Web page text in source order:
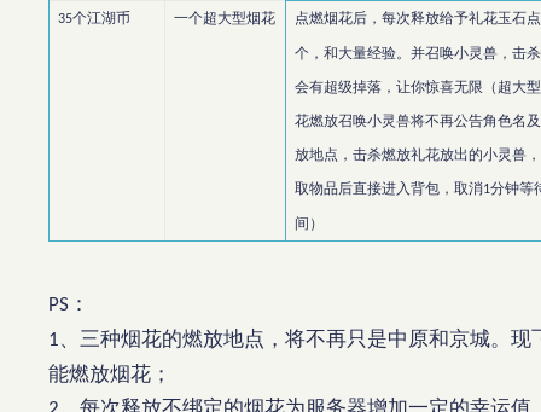
35个江湖币 一个超大型烟花 点燃烟花后，每次释放给予礼花玉石
个，和大量经验。并召唤小灵兽，击
会有超级掉落，让你惊喜无限（超大
花燃放召唤小灵兽将不再公告角色名
放地点，击杀燃放礼花放出的小灵兽
取物品后直接进入背包，取消1分钟等
间）
PS ：
1、三种烟花的燃放地点，将不再只是中原和京城。现
能燃放烟花；